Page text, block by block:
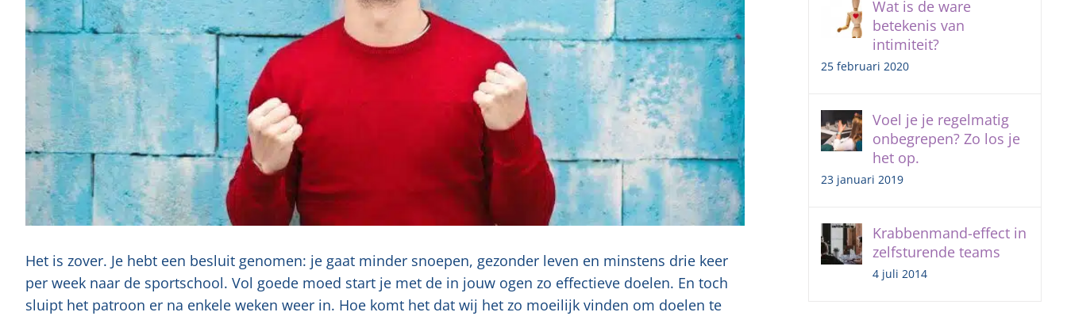
Het is zover. Je hebt een besluit genomen: je gaat minder snoepen, gezonder leven en minstens drie keer
per week naar de sportschool. Vol goede moed start je met de in jouw ogen zo effectieve doelen. En toch
sluipt het patroon er na enkele weken weer in. Hoe komt het dat wij het zo moeilijk vinden om doelen te
Wat is de ware
betekenis van
intimiteit?
25 februari 2020
Voel je je regelmatig
onbegrepen? Zo los je
het op.
23 januari 2019
Krabbenmand-effect in
zelfsturende teams
4 juli 2014